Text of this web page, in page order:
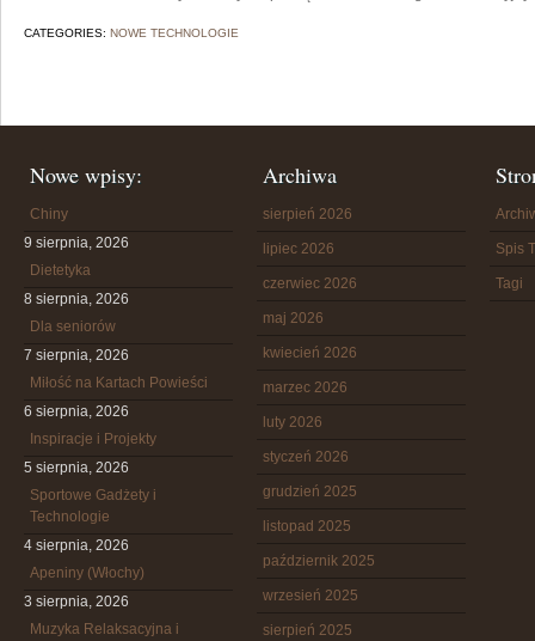
CATEGORIES: NOWE TECHNOLOGIE
Nowe wpisy:
Chiny
9 sierpnia, 2026
Dietetyka
8 sierpnia, 2026
Dla seniorów
7 sierpnia, 2026
Miłość na Kartach Powieści
6 sierpnia, 2026
Inspiracje i Projekty
5 sierpnia, 2026
Sportowe Gadżety i
Technologie
4 sierpnia, 2026
Apeniny (Włochy)
3 sierpnia, 2026
Muzyka Relaksacyjna i
Archiwa
sierpień 2026
lipiec 2026
czerwiec 2026
maj 2026
kwiecień 2026
marzec 2026
luty 2026
styczeń 2026
grudzień 2025
listopad 2025
październik 2025
wrzesień 2025
sierpień 2025
Spis
Tagi